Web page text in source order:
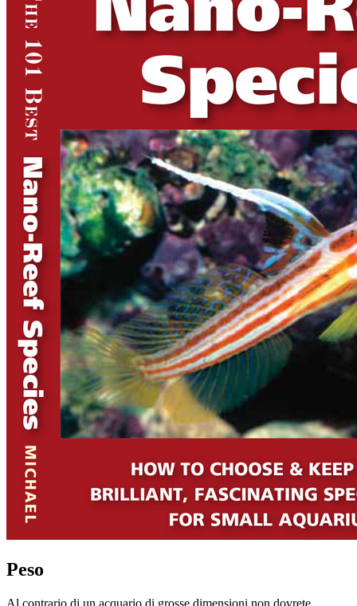
Peso
Al contrario di un acquario di grosse dimensioni non dovrete